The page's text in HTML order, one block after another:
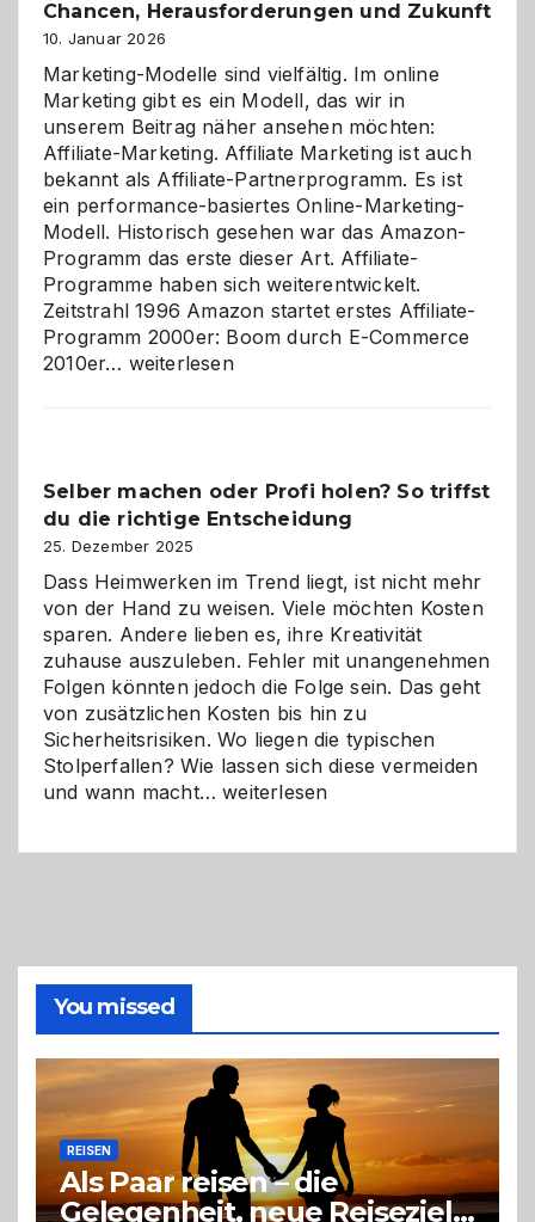
Chancen, Herausforderungen und Zukunft
10. Januar 2026
Marketing-Modelle sind vielfältig. Im online
Marketing gibt es ein Modell, das wir in
unserem Beitrag näher ansehen möchten:
Affiliate-Marketing. Affiliate Marketing ist auch
bekannt als Affiliate-Partnerprogramm. Es ist
ein performance-basiertes Online-Marketing-
Modell. Historisch gesehen war das Amazon-
Programm das erste dieser Art. Affiliate-
Programme haben sich weiterentwickelt.
Zeitstrahl 1996 Amazon startet erstes Affiliate-
Programm 2000er: Boom durch E-Commerce
2010er… Affiliate-
Herausforderungen
und
Zukunft
weiterlesen
Selber machen oder Profi holen? So triffst
du die richtige Entscheidung
25. Dezember 2025
Dass Heimwerken im Trend liegt, ist nicht mehr
von der Hand zu weisen. Viele möchten Kosten
sparen. Andere lieben es, ihre Kreativität
zuhause auszuleben. Fehler mit unangenehmen
Folgen könnten jedoch die Folge sein. Das geht
von zusätzlichen Kosten bis hin zu
Sicherheitsrisiken. Wo liegen die typischen
Stolperfallen? Wie lassen sich diese vermeiden
und wann macht…Selber
richtige
Entscheidung
weiterlesen
You missed
REISEN
Als Paar reisen – die
Gelegenheit, neue Reiseziele